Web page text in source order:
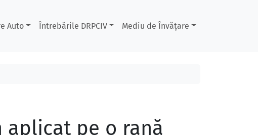
Auto Întrebările DRPCIV Mediu de Învățare
aplicat pe o rană